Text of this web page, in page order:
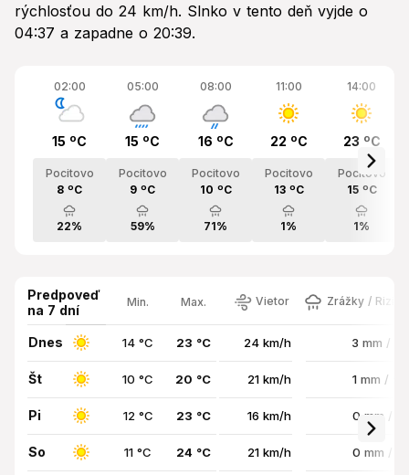
rýchlosťou do 24 km/h. Slnko v tento deň vyjde o
04:37 a zapadne o 20:39.
02:00
15 ºC
Pocitovo
8 ºC
22%
05:00
15 ºC
Pocitovo
9 ºC
59%
08:00
16 ºC
Pocitovo
10 ºC
71%
11:00
22 ºC
Pocitovo
13 ºC
1%
14:00
23 ºC
Pocitovo
15 ºC
1%
Predpoveď
na 7 dní
Min. Max. Vietor Zrážky /
Dnes 14 °C 23 °C 24 km/h 3 mm /
Št 10 °C 20 °C 21 km/h 1 mm /
Pi 12 °C 23 °C 16 km/h 0 mm /
So 11 °C 24 °C 21 km/h 0 mm /